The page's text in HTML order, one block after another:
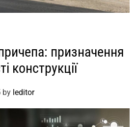
призначення
конструкції
by leditor